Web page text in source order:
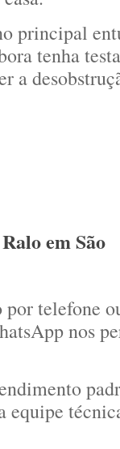
principal
tenha
a
em São
por telefone
nos
equipe